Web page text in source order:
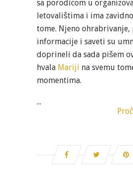
sa porodicom u
letovalištima i ima
tome. Njeno ohrabrivanje,
informacije i saveti su
doprineli da sada pišem
hvala Mariji na svemu
momentima.
...